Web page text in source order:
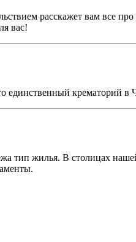
расскажет вам все
вас!
единственный крематорий
тип жилья. В столицах